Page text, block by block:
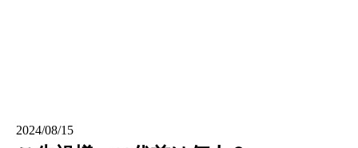
2024/08/15